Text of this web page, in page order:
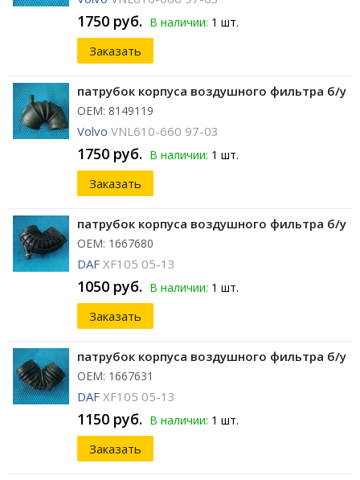
1750 руб. В наличии: 1 шт.
Заказать
патрубок корпуса воздушного фильтра б/у
ОЕМ: 8149119
Volvo VNL610-660 97-03
1750 руб. В наличии: 1 шт.
Заказать
патрубок корпуса воздушного фильтра б/у
ОЕМ: 1667680
DAF XF105 05-13
1050 руб. В наличии: 1 шт.
Заказать
патрубок корпуса воздушного фильтра б/у
ОЕМ: 1667631
DAF XF105 05-13
1150 руб. В наличии: 1 шт.
Заказать